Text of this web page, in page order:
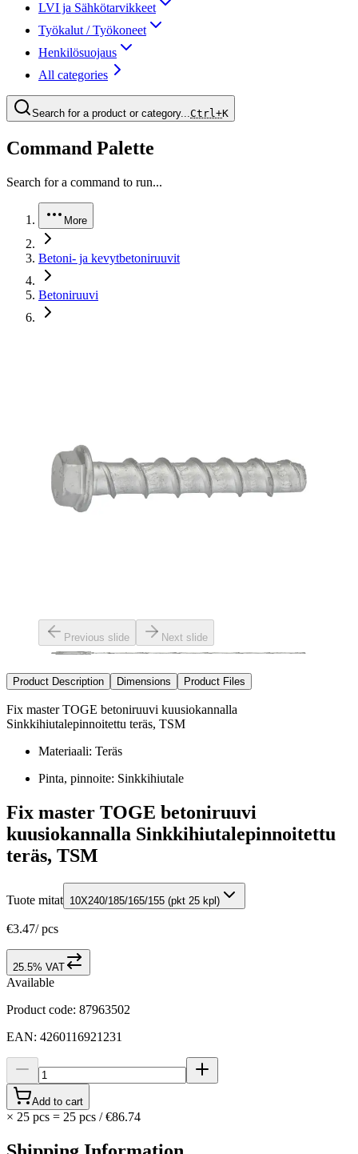
LVI ja Sähkötarvikkeet
Työkalut / Työkoneet
Henkilösuojaus
All categories
Search for a product or category...Ctrl+K
Command Palette
Search for a command to run...
More
Betoni- ja kevytbetoniruuvit
Betoniruuvi
Previous slide Next slide
Product Description Dimensions Product Files
Fix master TOGE betoniruuvi kuusiokannalla
Sinkkihiutalepinnoitettu teräs, TSM
Materiaali: Teräs
Pinta, pinnoite: Sinkkihiutale
Fix master TOGE betoniruuvi
kuusiokannalla Sinkkihiutalepinnoitettu
teräs, TSM
Tuote mitat 10X240/185/165/155 (pkt 25 kpl)
€3.47/ pcs
25.5% VAT
Available
Product code: 87963502
EAN: 4260116921231
Add to cart
× 25 pcs = 25 pcs / €86.74